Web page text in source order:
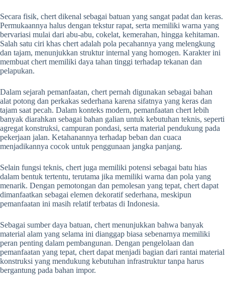
Secara fisik, chert dikenal sebagai batuan yang sangat padat dan keras.
Permukaannya halus dengan tekstur rapat, serta memiliki warna yang
bervariasi mulai dari abu-abu, cokelat, kemerahan, hingga kehitaman.
Salah satu ciri khas chert adalah pola pecahannya yang melengkung
dan tajam, menunjukkan struktur internal yang homogen. Karakter ini
membuat chert memiliki daya tahan tinggi terhadap tekanan dan
pelapukan.
Dalam sejarah pemanfaatan, chert pernah digunakan sebagai bahan
alat potong dan perkakas sederhana karena sifatnya yang keras dan
tajam saat pecah. Dalam konteks modern, pemanfaatan chert lebih
banyak diarahkan sebagai bahan galian untuk kebutuhan teknis, seperti
agregat konstruksi, campuran pondasi, serta material pendukung pada
pekerjaan jalan. Ketahanannya terhadap beban dan cuaca
menjadikannya cocok untuk penggunaan jangka panjang.
Selain fungsi teknis, chert juga memiliki potensi sebagai batu hias
dalam bentuk tertentu, terutama jika memiliki warna dan pola yang
menarik. Dengan pemotongan dan pemolesan yang tepat, chert dapat
dimanfaatkan sebagai elemen dekoratif sederhana, meskipun
pemanfaatan ini masih relatif terbatas di Indonesia.
Sebagai sumber daya batuan, chert menunjukkan bahwa banyak
material alam yang selama ini dianggap biasa sebenarnya memiliki
peran penting dalam pembangunan. Dengan pengelolaan dan
pemanfaatan yang tepat, chert dapat menjadi bagian dari rantai material
konstruksi yang mendukung kebutuhan infrastruktur tanpa harus
bergantung pada bahan impor.